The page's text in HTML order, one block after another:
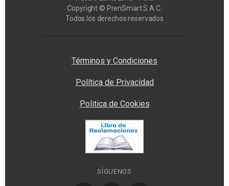
Copyright © PrenSmart S.A.C.
Todos los derechos reservados
Términos y Condiciones
Política de Privacidad
Politica de Cookies
SÍGUENOS